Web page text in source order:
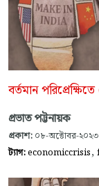
বর্তমান
প্রভাত পট্টনায়ক
প্রকাশ: ০৮-অক্টোবর-২০২৩
ট্যাগ:economiccrisis,